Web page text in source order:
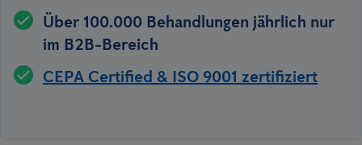
Über 100.000 Behandlungen jährlich nur
im B2B-Bereich
CEPA Certified & ISO 9001 zertifiziert